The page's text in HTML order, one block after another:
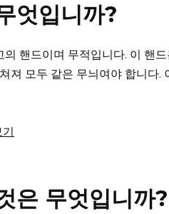
엇입니까?
핸드이며 무적입니다. 이 핸
져 모두 같은 무늬여야 합니다.
은 무엇입니까?